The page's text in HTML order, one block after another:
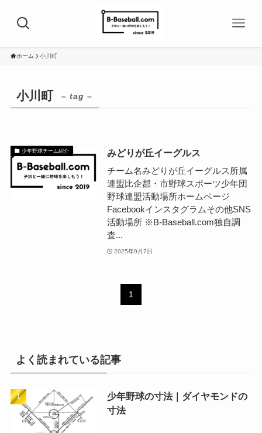
ホーム 小川町
小川町 – tag –
少年野球チーム紹介 みどりが丘イーグルス
チーム名みどりが丘イーグルス所属
連盟比企郡・市野球スポーツ少年団
野球連盟活動場所ホームページ
Facebookインスタグラムその他SNS
活動場所 ※B-Baseball.com独自調
査...
2025年9月7日
1
よく読まれている記事
少年野球の寸法｜ダイヤモンドの
寸法